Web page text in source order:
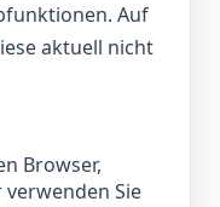
Auf
aktuell nicht
Browser,
Sie